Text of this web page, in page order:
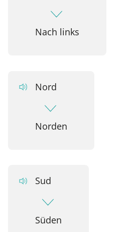
Nach links
Nord
Norden
Sud
Süden